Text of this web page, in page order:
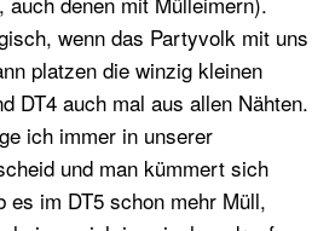
wenn das Partyvolk mit uns
platzen die winzig kleinen
DT4 auch mal aus allen Nähten.
ich immer in unserer
und man kümmert sich
es im DT5 schon mehr Müll,